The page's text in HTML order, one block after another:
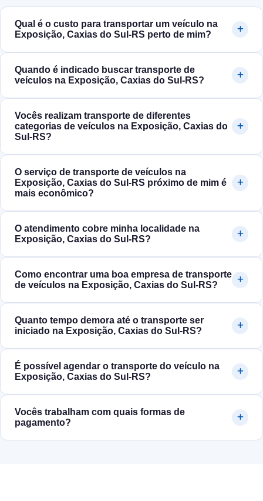
Qual é o custo para transportar um veículo na
Exposição, Caxias do Sul‑RS perto de mim?
Quando é indicado buscar transporte de
veículos na Exposição, Caxias do Sul‑RS?
Vocês realizam transporte de diferentes
categorias de veículos na Exposição, Caxias do
Sul‑RS?
O serviço de transporte de veículos na
Exposição, Caxias do Sul‑RS próximo de mim é
mais econômico?
O atendimento cobre minha localidade na
Exposição, Caxias do Sul‑RS?
Como encontrar uma boa empresa de transporte
de veículos na Exposição, Caxias do Sul‑RS?
Quanto tempo demora até o transporte ser
iniciado na Exposição, Caxias do Sul‑RS?
É possível agendar o transporte do veículo na
Exposição, Caxias do Sul‑RS?
Vocês trabalham com quais formas de
pagamento?